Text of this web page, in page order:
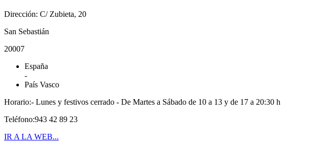
Dirección: C/ Zubieta, 20
San Sebastián
20007
España
-
País Vasco
Horario:- Lunes y festivos cerrado - De Martes a Sábado de 10 a 13 y de 17 a 20:30 h
Teléfono:943 42 89 23
IR A LA WEB...